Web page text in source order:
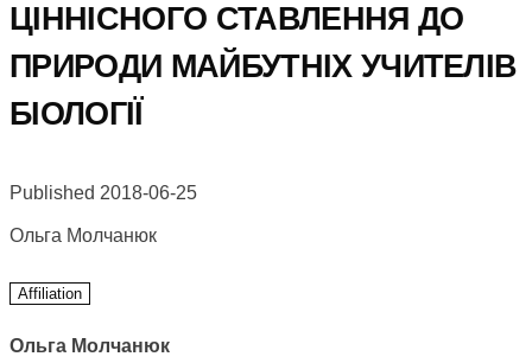
ЦІННІСНОГО СТАВЛЕННЯ ДО
ПРИРОДИ МАЙБУТНІХ УЧИТЕЛІВ
БІОЛОГІЇ
Published 2018-06-25
Ольга Молчанюк
Affiliation
Ольга Молчанюк